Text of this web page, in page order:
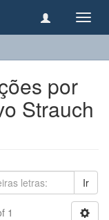
por
Strauch
Ir
1